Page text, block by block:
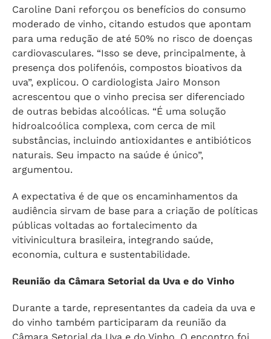
Caroline Dani reforçou os benefícios do consumo
moderado de vinho, citando estudos que apontam
para uma redução de até 50% no risco de doenças
cardiovasculares. “Isso se deve, principalmente, à
presença dos polifenóis, compostos bioativos da
uva”, explicou. O cardiologista Jairo Monson
acrescentou que o vinho precisa ser diferenciado
de outras bebidas alcoólicas. “É uma solução
hidroalcoólica complexa, com cerca de mil
substâncias, incluindo antioxidantes e antibióticos
naturais. Seu impacto na saúde é único”,
argumentou.
A expectativa é de que os encaminhamentos da
audiência sirvam de base para a criação de políticas
públicas voltadas ao fortalecimento da
vitivinicultura brasileira, integrando saúde,
economia, cultura e sustentabilidade.
Reunião da Câmara Setorial da Uva e do Vinho
Durante a tarde, representantes da cadeia da uva e
do vinho também participaram da reunião da